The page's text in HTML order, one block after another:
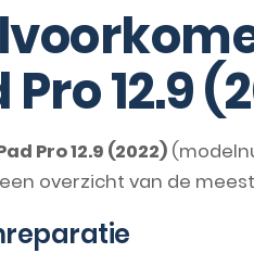
Pro 12.9
Pro 12.9 (2022)
overzicht van de